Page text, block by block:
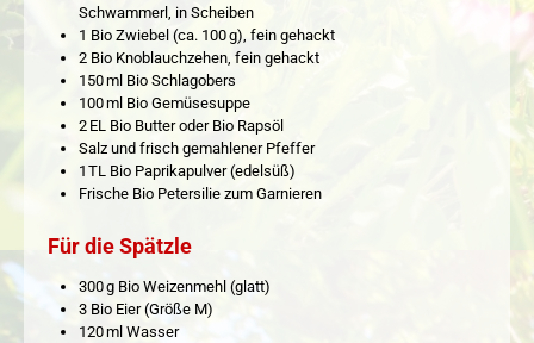
Schwammerl, in Scheiben
1 Bio Zwiebel (ca. 100 g), fein gehackt
2 Bio Knoblauchzehen, fein gehackt
150 ml Bio Schlagobers
100 ml Bio Gemüsesuppe
2 EL Bio Butter oder Bio Rapsöl
Salz und frisch gemahlener Pfeffer
1 TL Bio Paprikapulver (edelsüß)
Frische Bio Petersilie zum Garnieren
Für die Spätzle
300 g Bio Weizenmehl (glatt)
3 Bio Eier (Größe M)
120 ml Wasser